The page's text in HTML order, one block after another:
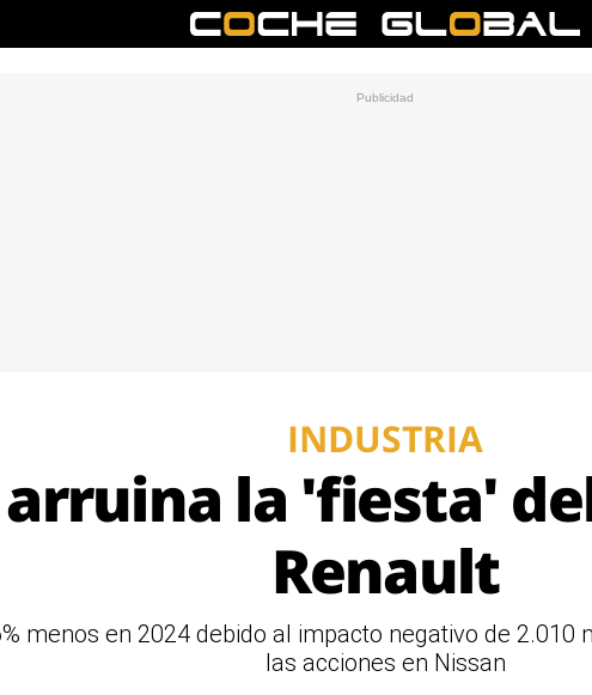
INDUSTRIA
la 'fiesta'
Renault
menos en 2024 debido al impacto negativo de 2.010
las acciones en Nissan